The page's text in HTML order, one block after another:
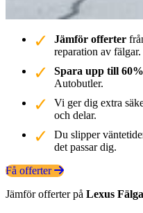
Jämför offerter
reparation av fälgar.
Spara upp till 60%
Autobutler.
Vi ger dig extra
och delar.
Du slipper
det passar dig.
Få offerter
Jämför offerter på Lexus